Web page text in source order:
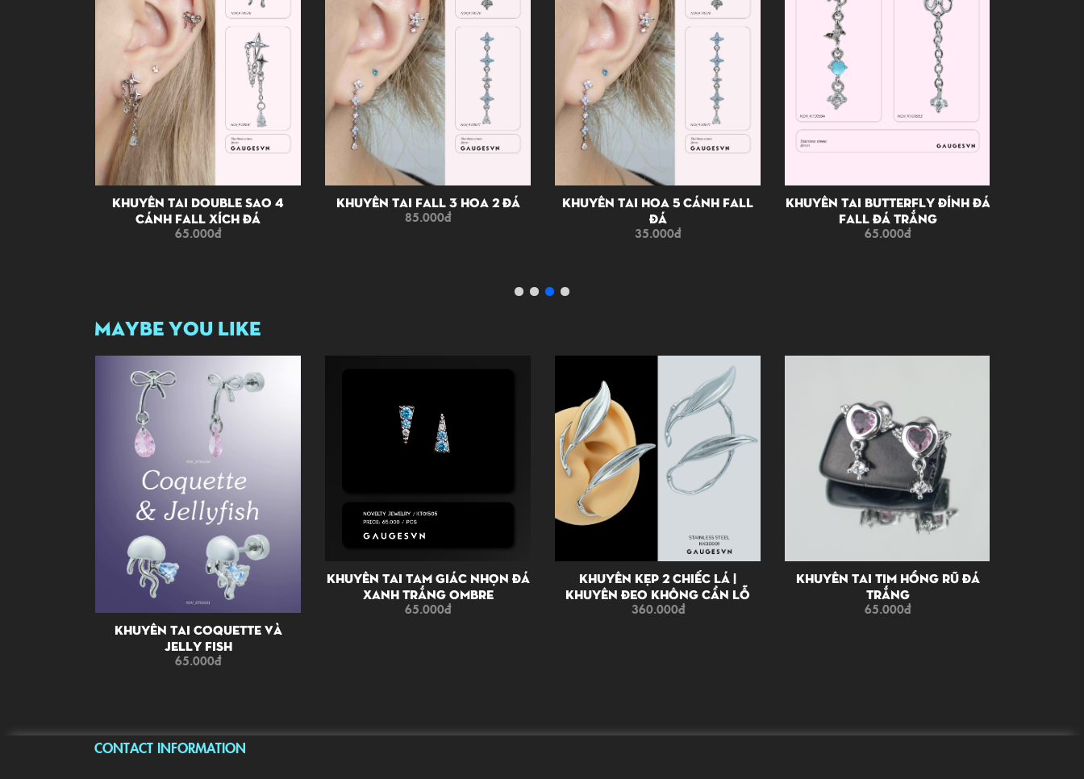
Khuyên Tai Double Sao 4
Cánh Fall Xích Đá
65.000đ
Khuyên Tai Fall 3 Hoa 2 Đá
85.000đ
Khuyên Tai Hoa 5 Cánh Fall
Đá
35.000đ
Khuyên Tai Butterfly Đính Đá
Fall Đá Trắng
65.000đ
MAYBE YOU LIKE
Khuyên Tai Coquette Và
Jelly Fish
65.000đ
Khuyên Tai Tam Giác Nhọn Đá
Xanh Trắng Ombre
65.000đ
Khuyên Kẹp 2 Chiếc Lá |
Khuyên Đeo Không Cần Lỗ
360.000đ
Khuyên Tai Tim Hồng Rũ Đá
Trắng
65.000đ
CONTACT INFORMATION